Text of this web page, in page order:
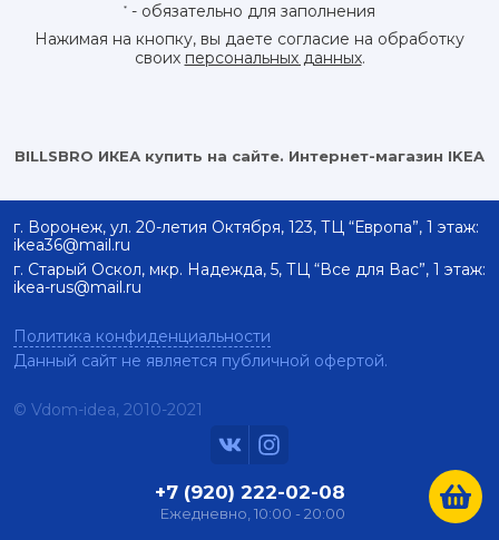
* - обязательно для заполнения
Нажимая на кнопку, вы даете согласие на обработку
своих персональных данных.
BILLSBRO ИКЕА купить на сайте. Интернет-магазин IKEA
г. Воронеж, ул. 20-летия Октября, 123, ТЦ “Европа”, 1 этаж:
ikea36@mail.ru
г. Старый Оскол, мкр. Надежда, 5, ТЦ “Все для Вас”, 1 этаж:
ikea-rus@mail.ru
Политика конфиденциальности
Данный сайт не является публичной офертой.
© Vdom-idea, 2010-2021
+7 (920) 222-02-08
Ежедневно, 10:00 - 20:00